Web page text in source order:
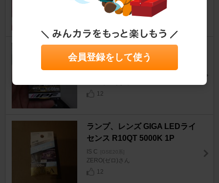
14
IPF LED ルームランプ 506R(T1
0×31(※T8×28(29)))
12
ランプ、レンズ GIGA LEDライ
センス R10QT 5000K 1P
IS C [GSE20系]
ZERO(ゼロ)さん
12
会員登録をして使う